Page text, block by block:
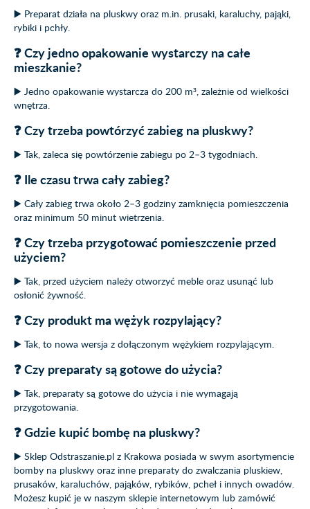
▶️ Preparat działa na pluskwy oraz m.in. prusaki, karaluchy, pająki,
rybiki i pchły.
❓ Czy jedno opakowanie wystarczy na całe
mieszkanie?
▶️ Jedno opakowanie wystarcza do 200 m³, zależnie od wielkości
wnętrza.
❓ Czy trzeba powtórzyć zabieg na pluskwy?
▶️ Tak, zaleca się powtórzenie zabiegu po 2–3 tygodniach.
❓ Ile czasu trwa cały zabieg?
▶️ Cały zabieg trwa około 2–3 godziny zamknięcia pomieszczenia
oraz minimum 50 minut wietrzenia.
❓ Czy trzeba przygotować pomieszczenie przed
użyciem?
▶️ Tak, przed użyciem należy otworzyć meble oraz usunąć lub
osłonić żywność.
❓ Czy produkt ma wężyk rozpylający?
▶️ Tak, to nowa wersja z dołączonym wężykiem rozpylającym.
❓ Czy preparaty są gotowe do użycia?
▶️ Tak, preparaty są gotowe do użycia i nie wymagają
przygotowania.
❓ Gdzie kupić bombę na pluskwy?
▶️ Sklep Odstraszanie.pl z Krakowa posiada w swym asortymencie
bomby na pluskwy oraz inne preparaty do zwalczania pluskiew,
prusaków, karaluchów, pająków, rybików, pcheł i innych owadów.
Możesz kupić je w naszym sklepie internetowym lub zamówić